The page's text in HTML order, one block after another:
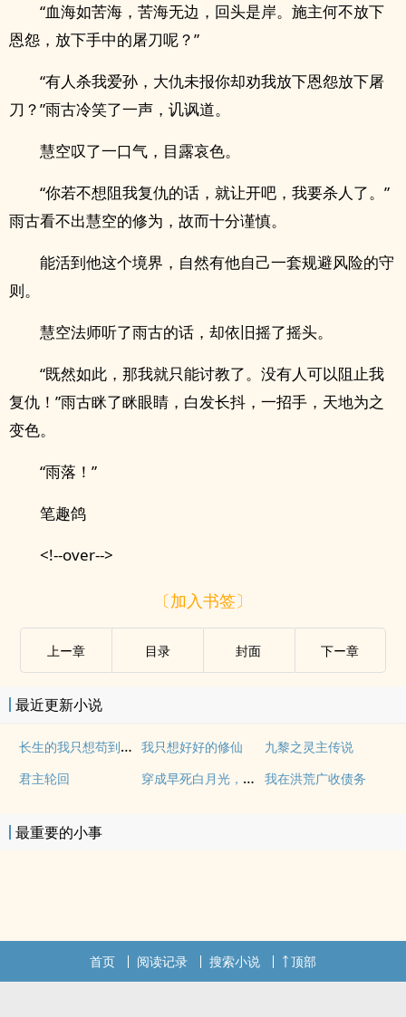
“血海如苦海，苦海无边，回头是岸。施主何不放下
恩怨，放下手中的屠刀呢？”
“有人杀我爱孙，大仇未报你却劝我放下恩怨放下屠
刀？”雨古冷笑了一声，讥讽道。
慧空叹了一口气，目露哀色。
“你若不想阻我复仇的话，就让开吧，我要杀人了。”
雨古看不出慧空的修为，故而十分谨慎。
能活到他这个境界，自然有他自己一套规避风险的守
则。
慧空法师听了雨古的话，却依旧摇了摇头。
“既然如此，那我就只能讨教了。没有人可以阻止我
复仇！”雨古眯了眯眼睛，白发长抖，一招手，天地为之
变色。
“雨落！”
笔趣鸽
<!--over-->
〔加入书签〕
上ー章 目录 封面 下ー章
最近更新小说
长生的我只想苟到无敌 我只想好好的修仙
九黎之灵主传说
君主轮回
穿成早死白月光，我修仙有提示 我在洪荒广收债务
最重要的小事
首页 阅读记录 搜索小说 顶部